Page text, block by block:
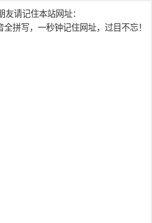
请记住本站网址：
全拼写，一秒钟记住网址，过目不忘！